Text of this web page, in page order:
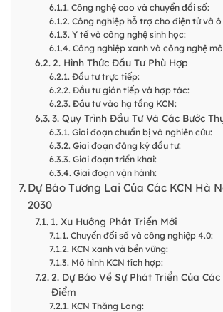
Công nghệ cao và chuyển đổi số:
Công nghiệp hỗ trợ cho điện tử và
Y tế và công nghệ sinh học:
Công nghiệp xanh và công nghệ
2. Hình Thức Đầu Tư Phù Hợp
Đầu tư trực tiếp:
Đầu tư gián tiếp và hợp tác:
Đầu tư vào hạ tầng KCN:
3. Quy Trình Đầu Tư Và Các Bước
Giai đoạn chuẩn bị và nghiên cứu:
Giai đoạn đăng ký đầu tư:
Giai đoạn triển khai:
Giai đoạn vận hành:
Dự Báo Tương Lai Của Các KCN Hà
2030
1. Xu Hướng Phát Triển Mới
Chuyển đổi số và công nghiệp 4.0:
KCN xanh và bền vững:
Mô hình KCN tích hợp:
2. Dự Báo Về Sự Phát Triển Của Các
Điểm
KCN Thăng Long: